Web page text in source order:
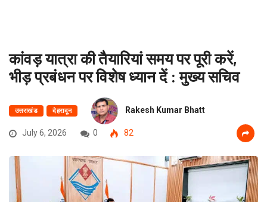
कांवड़ यात्रा की तैयारियां समय पर पूरी करें,
भीड़ प्रबंधन पर विशेष ध्यान दें : मुख्य सचिव
उत्तराखंड देहरादून Rakesh Kumar Bhatt
July 6, 2026 0 82